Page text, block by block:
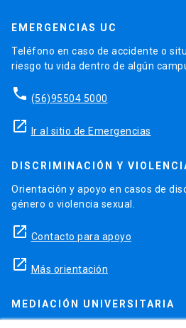
EMERGENCIAS UC
Teléfono en caso de accidente o
riesgo tu vida dentro de algún
phone (56)95504 5000
launch Ir al sitio de Emergencias
DISCRIMINACIÓN Y
Orientación y apoyo en casos de
género o violencia sexual.
launch Contacto para apoyo
launch Más orientación
MEDIACIÓN UNIVERSITARIA